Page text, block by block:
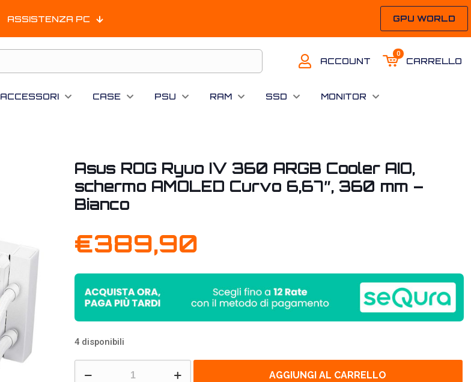
ASSISTENZA PC GPU WORLD
ACCOUNT
0
CARRELLO
ACCESSORI CASE PSU RAM SSD MONITOR
Asus ROG Ryuo IV 360 ARGB Cooler AIO,
schermo AMOLED Curvo 6,67″, 360 mm –
Bianco
€389,90
4 disponibili
AGGIUNGI AL CARRELLO